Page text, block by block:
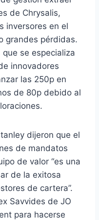
de Chrysalis,
inversores en el
grandes pérdidas.
se especializa
innovadores
las 250p en
de 80p debido al
dijeron que el
de mandatos
de valor “es una
de la exitosa
de cartera”.
Savvides de JO
para hacerse